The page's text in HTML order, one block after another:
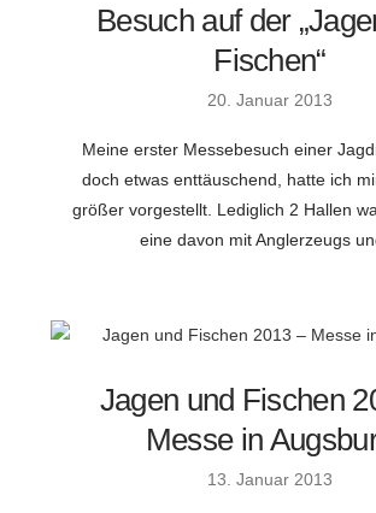
Besuch auf der
Fischen“
20. Januar 2013
Meine erster Messebesuch einer
doch etwas enttäuschend, hatte ich
größer vorgestellt. Lediglich 2 Hallen
eine davon mit Anglerzeugs
Jagen und Fischen
Messe in
13. Januar 2013